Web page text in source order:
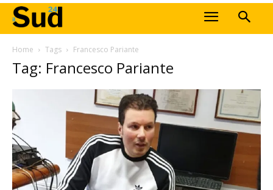
Home Tags Francesco Pariante
Tag: Francesco Pariante